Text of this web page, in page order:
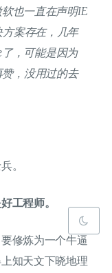
也一直在声明IE
案存在，几年
，可能是因为
，没用过的去
。
工程师。
修炼为一个牛逼
知天文下晓地理